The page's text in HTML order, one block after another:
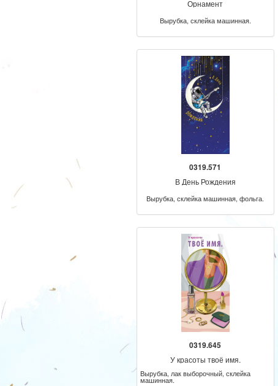
Орнамент
Вырубка, склейка машинная.
0319.571
В День Рождения
Вырубка, склейка машинная, фольга.
0319.645
У красоты твоё имя.
Вырубка, лак выборочный, склейка
машинная.